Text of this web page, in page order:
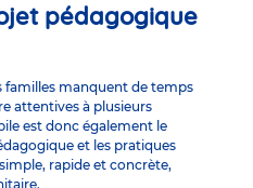
pédagogique
familles manquent de temps
attentives à plusieurs
est donc également le
et les pratiques
rapide et concrète,